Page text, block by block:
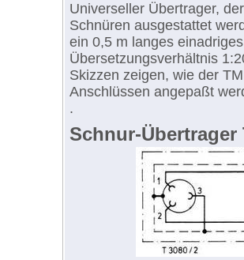
Universeller Übertrager,
Schnüren ausgestattet
ein 0,5 m langes
Übersetzungsverhältnis
Skizzen zeigen, wie der
Anschlüssen angepaßt
.
Schnur-Übertrager